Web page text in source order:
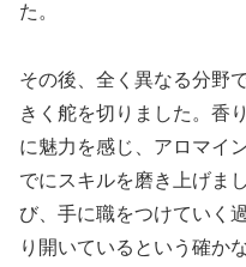
た。
その後、全く異なる分野
きく舵を切りました。香
に魅力を感じ、アロマイ
でにスキルを磨き上げま
び、手に職をつけていく
り開いているという確か